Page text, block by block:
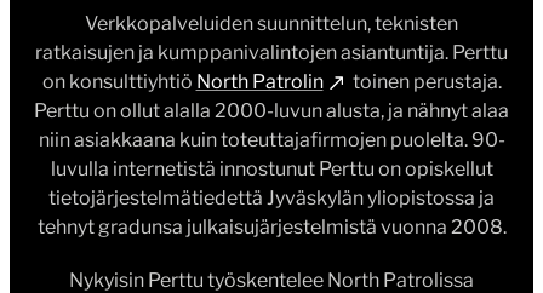
Verkkopalveluiden suunnittelun, teknisten
ratkaisujen ja kumppanivalintojen asiantuntija. Perttu
on konsulttiyhtiö North Patrolin
toinen perustaja.
Perttu on ollut alalla 2000-luvun alusta, ja nähnyt alaa
niin asiakkaana kuin toteuttajafirmojen puolelta. 90-
luvulla internetistä innostunut Perttu on opiskellut
tietojärjestelmätiedettä Jyväskylän yliopistossa ja
tehnyt gradunsa julkaisujärjestelmistä vuonna 2008.
Nykyisin Perttu työskentelee North Patrolissa